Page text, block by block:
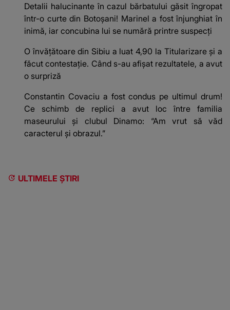
Detalii halucinante în cazul bărbatului găsit îngropat
într-o curte din Botoșani! Marinel a fost înjunghiat în
inimă, iar concubina lui se numără printre suspecți
O învățătoare din Sibiu a luat 4,90 la Titularizare și a
făcut contestație. Când s-au afișat rezultatele, a avut
o surpriză
Constantin Covaciu a fost condus pe ultimul drum!
Ce schimb de replici a avut loc între familia
maseurului și clubul Dinamo: “Am vrut să văd
caracterul și obrazul.”
ULTIMELE ȘTIRI